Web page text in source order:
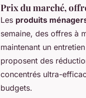
Prix du marché,
Les produits
semaine, des offres à
maintenant un
proposent des
concentrés ultra-
budgets.